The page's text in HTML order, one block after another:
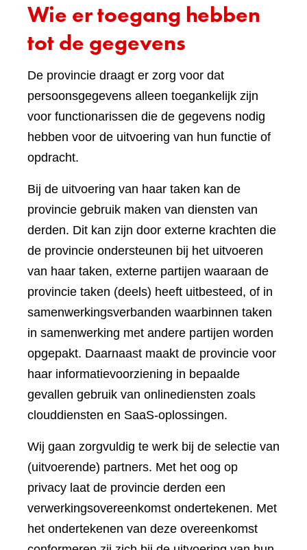
Wie er toegang hebben
tot de gegevens
De provincie draagt er zorg voor dat
persoonsgegevens alleen toegankelijk zijn
voor functionarissen die de gegevens nodig
hebben voor de uitvoering van hun functie of
opdracht.
Bij de uitvoering van haar taken kan de
provincie gebruik maken van diensten van
derden. Dit kan zijn door externe krachten die
de provincie ondersteunen bij het uitvoeren
van haar taken, externe partijen waaraan de
provincie taken (deels) heeft uitbesteed, of in
samenwerkingsverbanden waarbinnen taken
in samenwerking met andere partijen worden
opgepakt. Daarnaast maakt de provincie voor
haar informatievoorziening in bepaalde
gevallen gebruik van onlinediensten zoals
clouddiensten en SaaS-oplossingen.
Wij gaan zorgvuldig te werk bij de selectie van
(uitvoerende) partners. Met het oog op
privacy laat de provincie derden een
verwerkingsovereenkomst ondertekenen. Met
het ondertekenen van deze overeenkomst